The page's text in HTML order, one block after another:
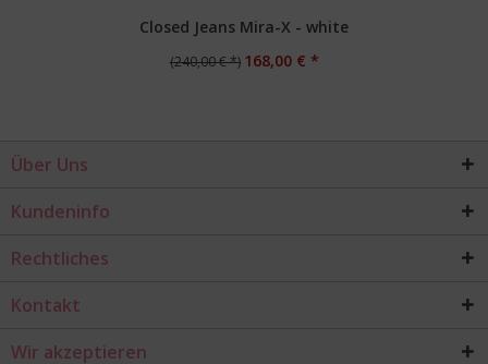
Closed Jeans Mira-X - white
(240,00 € *) 168,00 € *
Über Uns
Kundeninfo
Rechtliches
Kontakt
Wir akzeptieren